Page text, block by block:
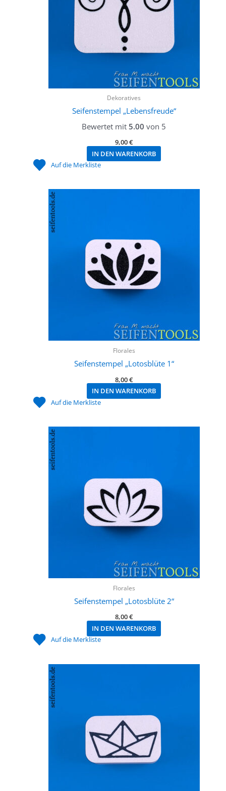
Dekoratives
Seifenstempel „Lebensfreude“
Bewertet mit5.00 von 5
9,00€
IN DEN WARENKORB
Auf die Merkliste
Florales
Seifenstempel „Lotosblüte 1“
8,00€
IN DEN WARENKORB
Auf die Merkliste
Florales
Seifenstempel „Lotosblüte 2“
8,00€
IN DEN WARENKORB
Auf die Merkliste